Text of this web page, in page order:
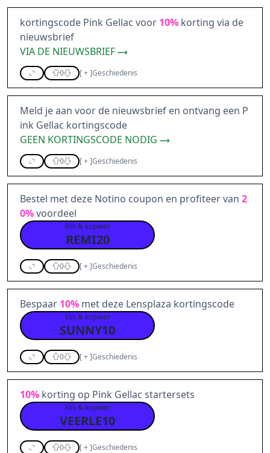
kortingscode Pink Gellac voor 10% korting via de
nieuwsbrief
VIA DE NIEUWSBRIEF
0 [+]Geschiedenis
Meld je aan voor de nieuwsbrief en ontvang een P
ink Gellac kortingscode
GEEN KORTINGSCODE NODIG
0 [+]Geschiedenis
Bestel met deze Notino coupon en profiteer van 2
0%voordeel
klik & kopieer
REMI20
0 [+]Geschiedenis
Bespaar 10% met deze Lensplaza kortingscode
klik & kopieer
SUNNY10
0 [+]Geschiedenis
10% korting op Pink Gellac startersets
klik & kopieer
VEERLE10
0 [+]Geschiedenis